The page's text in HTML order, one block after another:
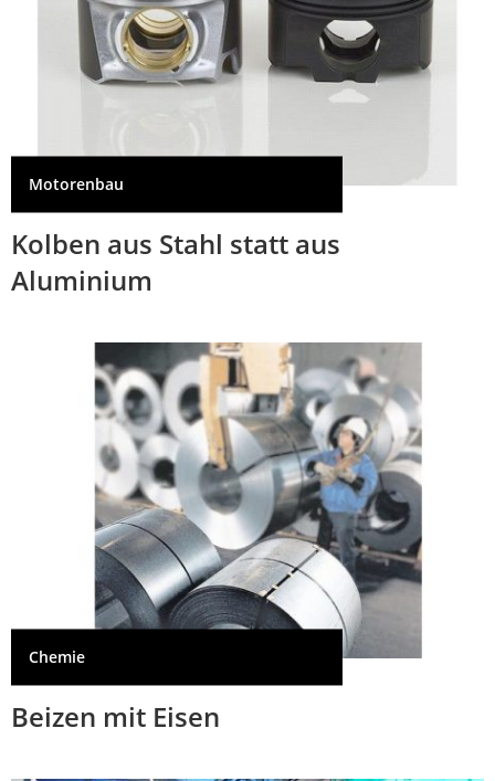
Motorenbau
Kolben aus Stahl statt aus
Aluminium
Chemie
Beizen mit Eisen